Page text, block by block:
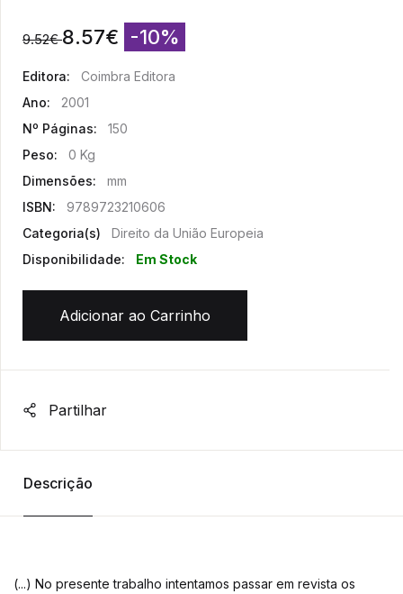
9.52€ 8.57€ -10%
Editora:
Coimbra Editora
Ano:
2001
Nº Páginas:
150
Peso:
0 Kg
Dimensões:
mm
ISBN:
9789723210606
Categoria(s)
Direito da União Europeia
Disponibilidade:
Em Stock
Adicionar ao Carrinho
Partilhar
Descrição
(...) No presente trabalho intentamos passar em revista os